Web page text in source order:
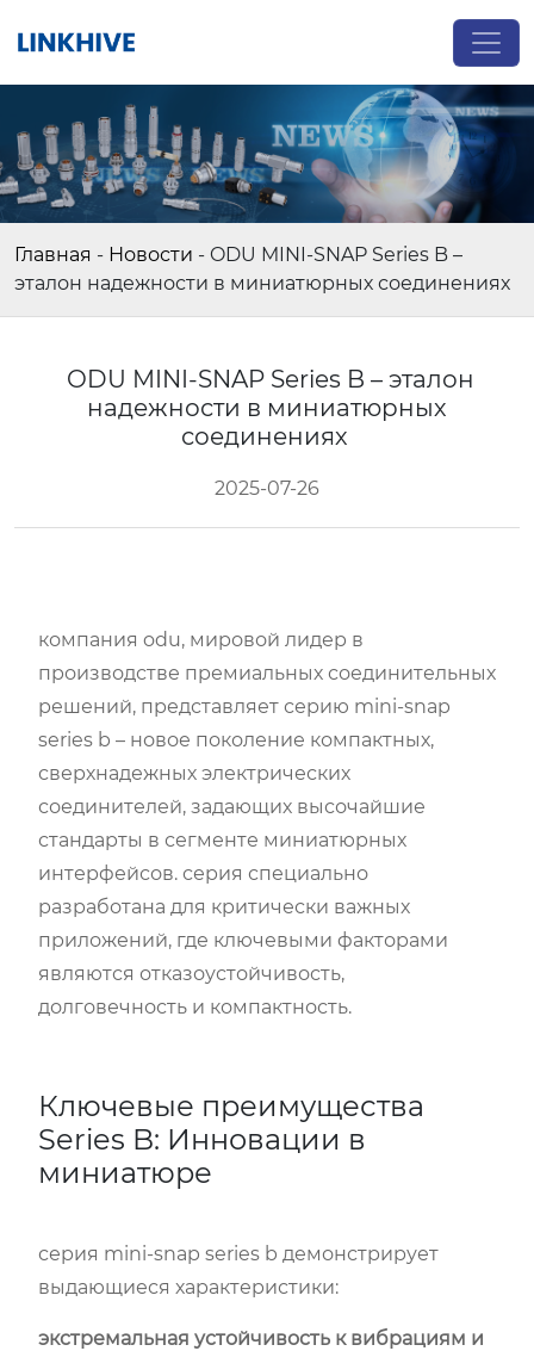
Главная - Новости - ODU MINI-SNAP Series B –
эталон надежности в миниатюрных соединениях
ODU MINI-SNAP Series B – эталон
надежности в миниатюрных
соединениях
2025-07-26
компания odu, мировой лидер в
производстве премиальных соединительных
решений, представляет серию mini-snap
series b – новое поколение компактных,
сверхнадежных электрических
соединителей, задающих высочайшие
стандарты в сегменте миниатюрных
интерфейсов. серия специально
разработана для критически важных
приложений, где ключевыми факторами
являются отказоустойчивость,
долговечность и компактность.
Ключевые преимущества
Series B: Инновации в
миниатюре
серия mini-snap series b демонстрирует
выдающиеся характеристики:
экстремальная устойчивость к вибрациям и